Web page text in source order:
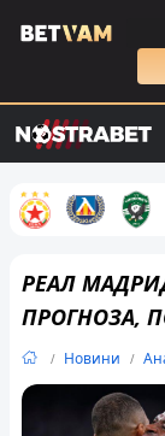
РЕАЛ
ПРОГНОЗА,
Новини